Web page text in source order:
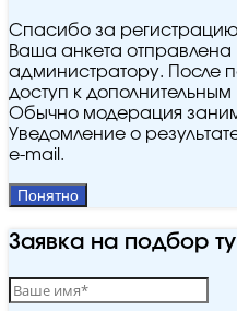
Спасибо за регистрацию
Ваша анкета
администратору. После
доступ к
Обычно модерация
Уведомление о
e‑mail.
Понятно
Заявка на подбор